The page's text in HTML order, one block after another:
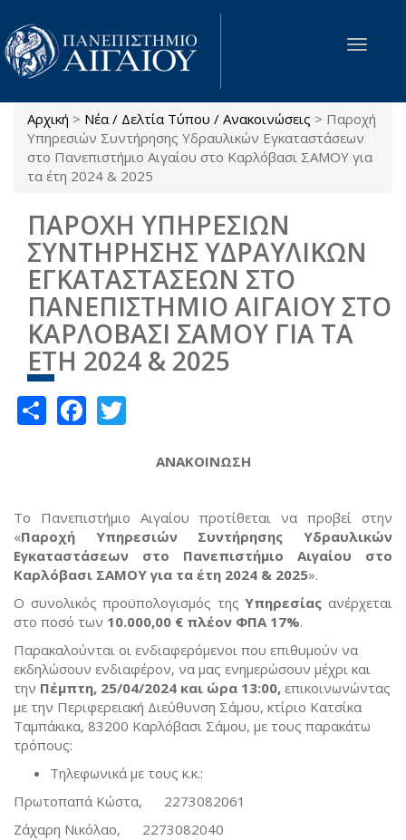
Παράκαμψη προς το κυρίως περιεχόμενο
Toggle
Είστε εδώ
Αρχική > Νέα / Δελτία Τύπου / Ανακοινώσεις > Παροχή
Υπηρεσιών Συντήρησης Υδραυλικών Εγκαταστάσεων
στο Πανεπιστήμιο Αιγαίου στο Καρλόβασι ΣΑΜΟΥ για
τα έτη 2024 & 2025
ΠΑΡΟΧΗ ΥΠΗΡΕΣΙΩΝ
ΣΥΝΤΗΡΗΣΗΣ ΥΔΡΑΥΛΙΚΩΝ
ΕΓΚΑΤΑΣΤΑΣΕΩΝ ΣΤΟ
ΠΑΝΕΠΙΣΤΗΜΙΟ ΑΙΓΑΙΟΥ ΣΤΟ
ΚΑΡΛΟΒΑΣΙ ΣΑΜΟΥ ΓΙΑ ΤΑ
ΕΤΗ 2024 & 2025
ShareFacebook
ΑΝΑΚΟΙΝΩΣΗ
Το Πανεπιστήμιο Αιγαίου προτίθεται να προβεί στην
«Παροχή Υπηρεσιών Συντήρησης Υδραυλικών
Εγκαταστάσεων στο Πανεπιστήμιο Αιγαίου στο
Καρλόβασι ΣΑΜΟΥ για τα έτη 2024 & 2025».
Ο συνολικός προϋπολογισμός τηςΥπηρεσίας ανέρχεται
στο ποσό των 10.000,00 € πλέον ΦΠΑ 17%.
Παρακαλούνται οι ενδιαφερόμενοι που επιθυμούν να
εκδηλώσουν ενδιαφέρον, να μας ενημερώσουν μέχρι και
την Πέμπτη, 25/04/2024 και ώρα 13:00, επικοινωνώντας
με την Περιφερειακή Διεύθυνση Σάμου, κτίριο Κατσίκα
Ταμπάκικα, 83200 Καρλόβασι Σάμου, με τους παρακάτω
τρόπους:
Τηλεφωνικά με τους κ.κ.:
Πρωτοπαπά Κώστα, 2273082061
Ζάχαρη Νικόλαο, 2273082040